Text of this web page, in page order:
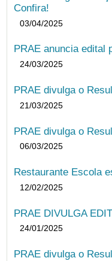
Confira!
03/04/2025
PRAE anuncia edital
24/03/2025
PRAE divulga o
21/03/2025
PRAE divulga o
06/03/2025
Restaurante Escola
12/02/2025
PRAE DIVULGA
24/01/2025
PRAE divulga o